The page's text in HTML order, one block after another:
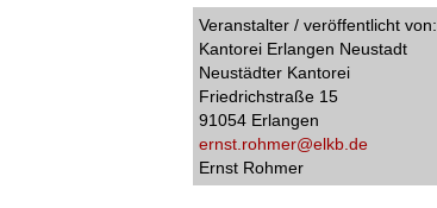
Veranstalter / veröffentlicht von:
Kantorei Erlangen Neustadt
Neustädter Kantorei
Friedrichstraße 15
91054 Erlangen
ernst.rohmer@elkb.de
Ernst Rohmer